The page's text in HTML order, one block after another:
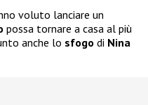
voluto lanciare un
possa tornare a casa al più
anche lo sfogo di Nina